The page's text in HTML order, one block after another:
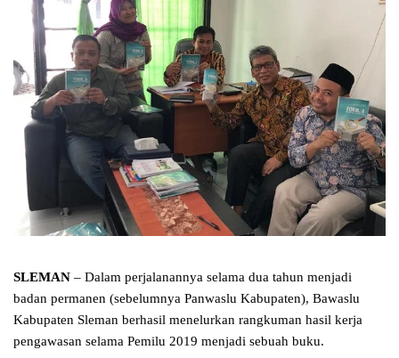
SLEMAN – Dalam perjalanannya selama dua tahun menjadi
badan permanen (sebelumnya Panwaslu Kabupaten), Bawaslu
Kabupaten Sleman berhasil menelurkan rangkuman hasil kerja
pengawasan selama Pemilu 2019 menjadi sebuah buku.